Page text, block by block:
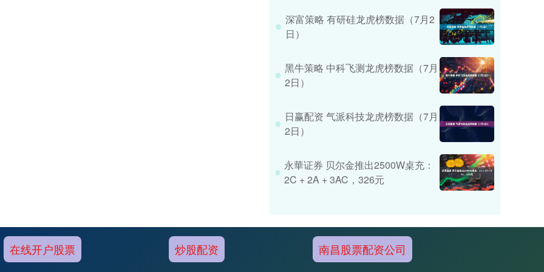
深富策略 有研硅龙虎榜数据（7月2
日）
黑牛策略 中科飞测龙虎榜数据（7月
2日）
日赢配资 气派科技龙虎榜数据（7月
2日）
永華证券 贝尔金推出2500W桌充：
2C + 2A + 3AC，326元
在线开户股票 炒股配资 南昌股票配资公司